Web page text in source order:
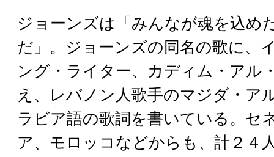
ジョーンズは「みんなが魂を込め
だ」。ジョーンズの同名の歌に、
ング・ライター、カディム・アル
え、レバノン人歌手のマジダ・ア
ラビア語の歌詞を書いている。セ
ア、モロッコなどからも、計２４